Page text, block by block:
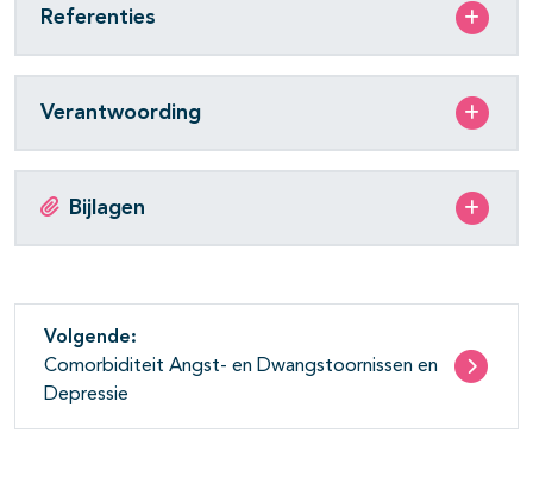
Referenties
Verantwoording
Bijlagen
Volgende:
Comorbiditeit Angst- en Dwangstoornissen en
Depressie